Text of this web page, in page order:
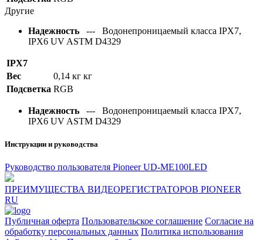
Другие
Надежность
--- Водонепроницаемый класса IPX7,
IPX6 UV ASTM D4329
IPX7
Вес
0,14 кг кг
Подсветка RGB
Надежность
--- Водонепроницаемый класса IPX7,
IPX6 UV ASTM D4329
Инструкции и руководства
Руководство пользователя Pioneer UD-ME100LED
ПРЕИМУЩЕСТВА ВИДЕОРЕГИСТРАТОРОВ PIONEER
RU
Публичная оферта Пользовательское соглашение Согласие на
обработку персональных данных Политика использования